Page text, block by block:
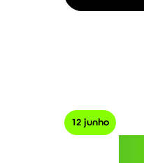
12 junho